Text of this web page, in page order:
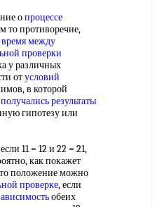
опроцессе
то противоречие,
между
проверки
у различных
отусловий
в которой
получались результаты
гипотезу или
11 = 12 и 22 = 21,
как покажет
положение можно
проверке, если
обеих